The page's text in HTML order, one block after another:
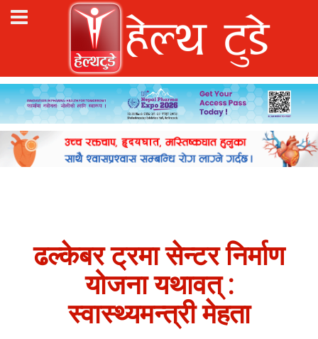
ढल्केबर ट्रमा सेन्टर निर्माण
योजना यथावत् :
स्वास्थ्यमन्त्री मेहता